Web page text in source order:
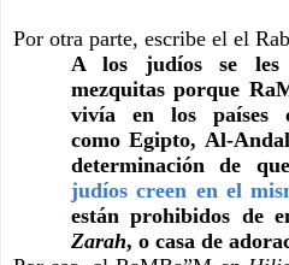
Por otra parte, escribe el el
A los judíos se les
mezquitas porque
vivía en los países
como Egipto, Al-
determinación de
judíos creen en el
están prohibidos de
Zarah, o casa de